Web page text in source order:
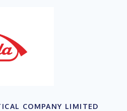
COMPANY LIMITED